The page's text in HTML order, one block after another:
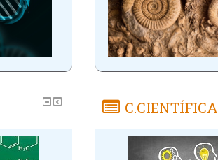
C.CIENTÍFICA